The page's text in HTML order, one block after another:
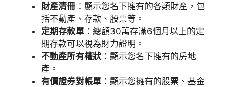
財產清冊 ：顯示您名下擁有的各類財產，包
括不動產、存款、股票等。
定期存款單 ：總額30萬存滿6個月以上的定
期存款可以視為財力證明。
不動產所有權狀 ：顯示您名下擁有的房地
產。
有價證券對帳單 ：顯示您擁有的股票、基金